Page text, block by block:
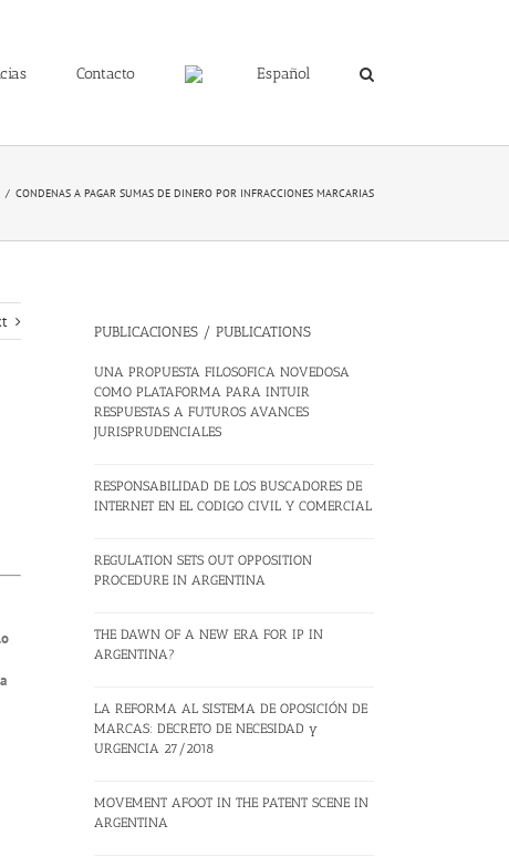
Contacto Español
/ CONDENAS A PAGAR SUMAS DE DINERO POR INFRACCIONES MARCARIAS
PUBLICACIONES / PUBLICATIONS
UNA PROPUESTA FILOSOFICA NOVEDOSA
COMO PLATAFORMA PARA INTUIR
RESPUESTAS A FUTUROS AVANCES
JURISPRUDENCIALES
RESPONSABILIDAD DE LOS BUSCADORES DE
INTERNET EN EL CODIGO CIVIL Y COMERCIAL
REGULATION SETS OUT OPPOSITION
PROCEDURE IN ARGENTINA
THE DAWN OF A NEW ERA FOR IP IN
ARGENTINA?
LA REFORMA AL SISTEMA DE OPOSICIÓN DE
MARCAS: DECRETO DE NECESIDAD y
URGENCIA 27/2018
MOVEMENT AFOOT IN THE PATENT SCENE IN
ARGENTINA